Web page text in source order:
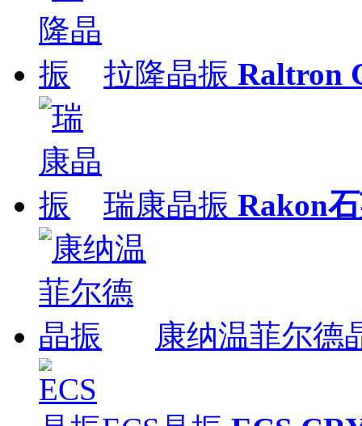
拉隆晶振 Raltron
瑞康晶振 Rakon
康纳温菲尔德